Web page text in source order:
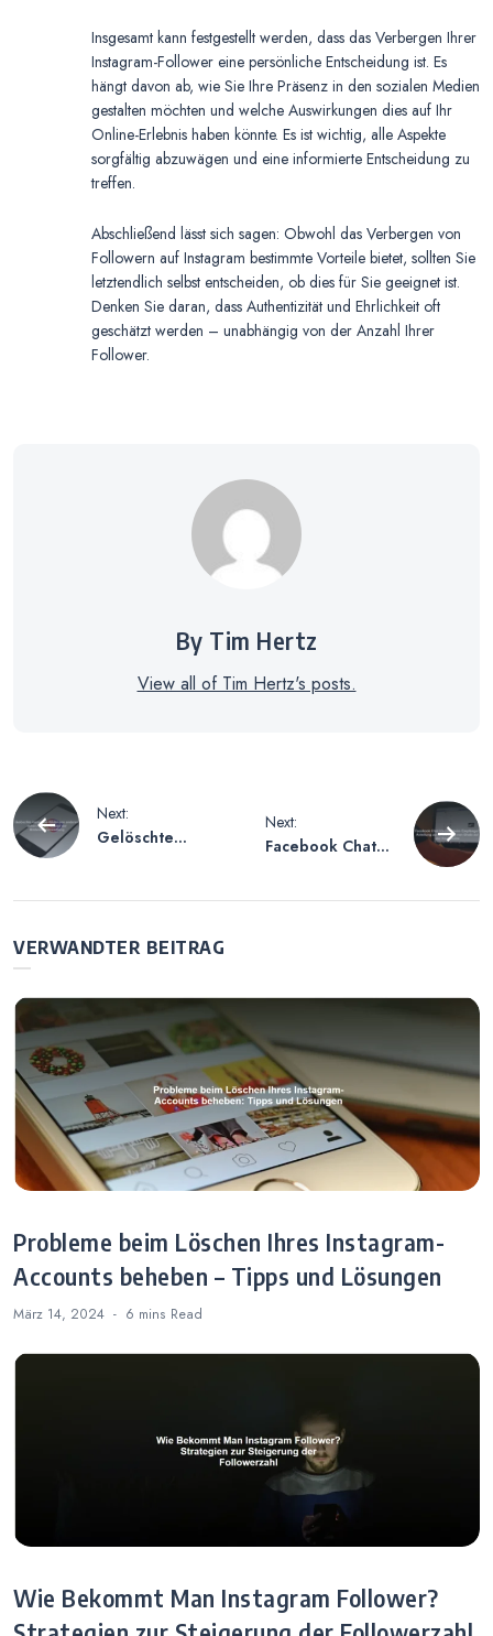
Insgesamt kann festgestellt werden, dass das Verbergen Ihrer
Instagram-Follower eine persönliche Entscheidung ist. Es
hängt davon ab, wie Sie Ihre Präsenz in den sozialen Medien
gestalten möchten und welche Auswirkungen dies auf Ihr
Online-Erlebnis haben könnte. Es ist wichtig, alle Aspekte
sorgfältig abzuwägen und eine informierte Entscheidung zu
treffen.
Abschließend lässt sich sagen: Obwohl das Verbergen von
Followern auf Instagram bestimmte Vorteile bietet, sollten Sie
letztendlich selbst entscheiden, ob dies für Sie geeignet ist.
Denken Sie daran, dass Authentizität und Ehrlichkeit oft
geschätzt werden – unabhängig von der Anzahl Ihrer
Follower.
By Tim Hertz
View all of Tim Hertz's posts.
Beitragsnavigation
Next:
Gelöschte
der
Next:
Facebook Chat
VERWANDTER BEITRAG
Probleme beim Löschen Ihres Instagram-
Accounts beheben – Tipps und Lösungen
März 14, 2024 6 mins Read
Wie Bekommt Man Instagram Follower?